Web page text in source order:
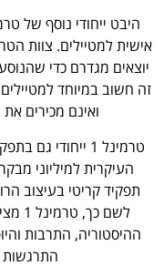
אישית למטיילים. צוות
יוצאים מגדרם כדי
זה חשוב במיוחד
ואינם מכירים
טרמינל 1
העיקרית למיליוני
תפקיד קריטי בעיצוב
לשם
ההיסטוריה, התרבות
התרגשות